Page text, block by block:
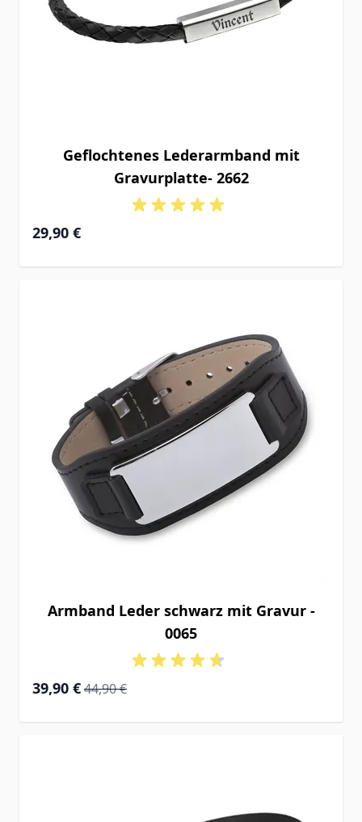
Geflochtenes Lederarmband mit
Gravurplatte- 2662
29,90 €
Armband Leder schwarz mit Gravur -
0065
Special Price
39,90 € Regular Price
44,90 €